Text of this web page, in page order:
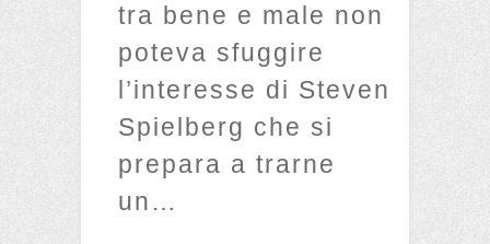
tra bene e male non
poteva sfuggire
l’interesse di Steven
Spielberg che si
prepara a trarne
un…